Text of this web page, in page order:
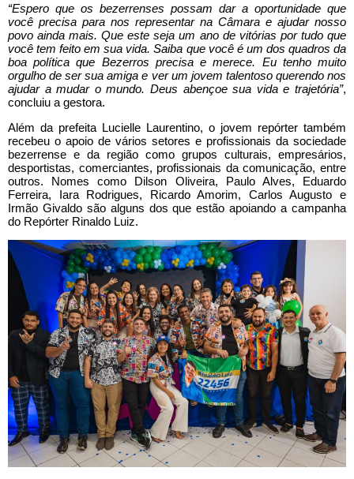
“Espero que os bezerrenses possam dar a oportunidade que
você precisa para nos representar na Câmara e ajudar nosso
povo ainda mais. Que este seja um ano de vitórias por tudo que
você tem feito em sua vida. Saiba que você é um dos quadros da
boa política que Bezerros precisa e merece. Eu tenho muito
orgulho de ser sua amiga e ver um jovem talentoso querendo nos
ajudar a mudar o mundo. Deus abençoe sua vida e trajetória”,
concluiu a gestora.
Além da prefeita Lucielle Laurentino, o jovem repórter também
recebeu o apoio de vários setores e profissionais da sociedade
bezerrense e da região como grupos culturais, empresários,
desportistas, comerciantes, profissionais da comunicação, entre
outros. Nomes como Dilson Oliveira, Paulo Alves, Eduardo
Ferreira, Iara Rodrigues, Ricardo Amorim, Carlos Augusto e
Irmão Givaldo são alguns dos que estão apoiando a campanha
do Repórter Rinaldo Luiz.